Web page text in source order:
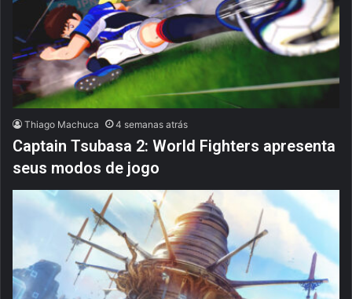
Thiago Machuca 4 semanas atrás
Captain Tsubasa 2: World Fighters apresenta
seus modos de jogo